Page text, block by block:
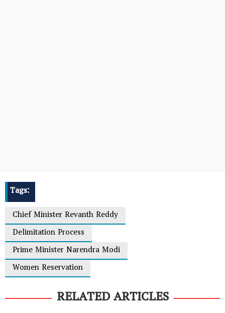
Tags:
Chief Minister Revanth Reddy
Delimitation Process
Prime Minister Narendra Modi
Women Reservation
RELATED ARTICLES